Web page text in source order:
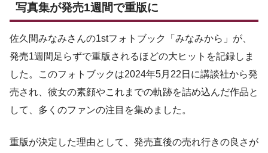
写真集が発売1週間で重版に
佐久間みなみさんの1stフォトブック「みなみから」が、
発売1週間足らずで重版されるほどの大ヒットを記録しま
した。このフォトブックは2024年5月22日に講談社から発
売され、彼女の素顔やこれまでの軌跡を詰め込んだ作品と
して、多くのファンの注目を集めました。
重版が決定した理由として、発売直後の売れ行きの良さが